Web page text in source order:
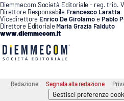
Diemmecom Società Editoriale - reg. trib.
Direttore Responsabile Francesco Laratta
Vicedirettore Enrico De GirolamoePablo
Direttore Editoriale Maria Grazia Falduto
www.diemmecom.it
Redazione Segnala alla redazione
Gestisci preferenze